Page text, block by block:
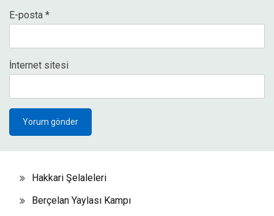
E-posta *
İnternet sitesi
Hakkari Şelaleleri
Berçelan Yaylası Kampı